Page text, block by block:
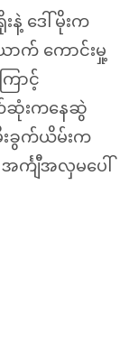
နဲ့ ဒေါ်မိုးက
က် ကောင်းမှု့
ာင့်
ဆုံးကနေဆွဲ
ခွက်ယိမ်းက
င်္ကျီအလှမပေါ်